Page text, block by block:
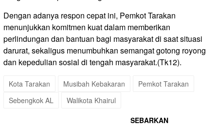
Dengan adanya respon cepat ini, Pemkot Tarakan
menunjukkan komitmen kuat dalam memberikan
perlindungan dan bantuan bagi masyarakat di saat situasi
darurat, sekaligus menumbuhkan semangat gotong royong
dan kepedulian sosial di tengah masyarakat.(Tk12).
Kota Tarakan Musibah Kebakaran
Pemkot Tarakan
Sebengkok AL
Walikota Khairul
SEBARKAN